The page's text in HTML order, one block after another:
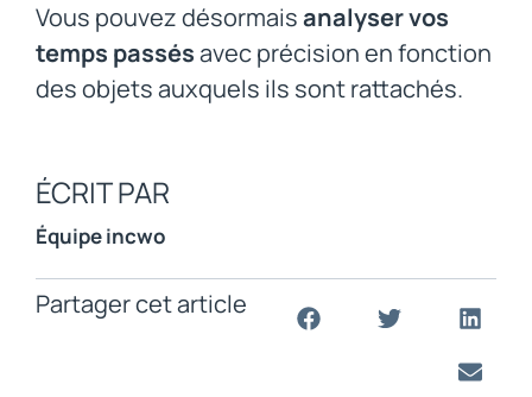
Vous pouvez désormaisanalyser vos
temps passésavec précision en fonction
des objets auxquels ils sont rattachés.
ÉCRIT PAR
Équipe incwo
Partager cet article